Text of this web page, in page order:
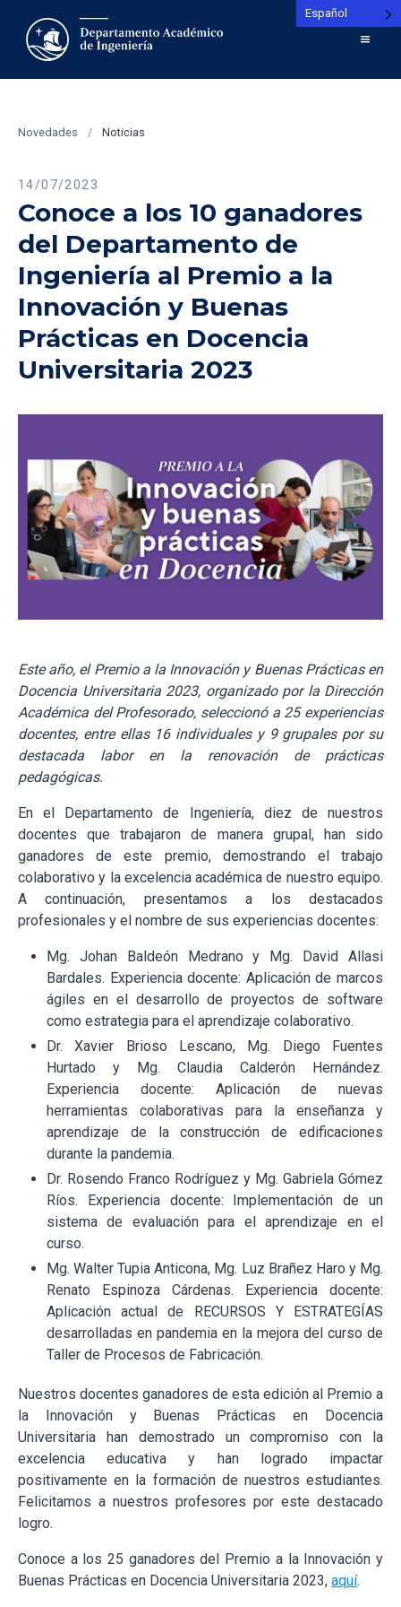
Novedades / Noticias
14/07/2023
Conoce a los 10 ganadores
del Departamento de
Ingeniería al Premio a la
Innovación y Buenas
Prácticas en Docencia
Universitaria 2023
Este año, el Premio a la Innovación y Buenas Prácticas en
Docencia Universitaria 2023, organizado por la Dirección
Académica del Profesorado, seleccionó a 25 experiencias
docentes, entre ellas 16 individuales y 9 grupales por su
destacada labor en la renovación de prácticas
pedagógicas.
En el Departamento de Ingeniería, diez de nuestros
docentes que trabajaron de manera grupal, han sido
ganadores de este premio, demostrando el trabajo
colaborativo y la excelencia académica de nuestro equipo.
A continuación, presentamos a los destacados
profesionales y el nombre de sus experiencias docentes:
Mg. Johan Baldeón Medrano y Mg. David Allasi
Bardales. Experiencia docente: Aplicación de marcos
ágiles en el desarrollo de proyectos de software
como estrategia para el aprendizaje colaborativo.
Dr. Xavier Brioso Lescano, Mg. Diego Fuentes
Hurtado y Mg. Claudia Calderón Hernández.
Experiencia docente: Aplicación de nuevas
herramientas colaborativas para la enseñanza y
aprendizaje de la construcción de edificaciones
durante la pandemia.
Dr. Rosendo Franco Rodríguez y Mg. Gabriela Gómez
Ríos. Experiencia docente: Implementación de un
sistema de evaluación para el aprendizaje en el
curso.
Mg. Walter Tupia Anticona, Mg. Luz Brañez Haro y Mg.
Renato Espinoza Cárdenas. Experiencia docente:
Aplicación actual de RECURSOS Y ESTRATEGÍAS
desarrolladas en pandemia en la mejora del curso de
Taller de Procesos de Fabricación.
Nuestros docentes ganadores de esta edición al Premio a
la Innovación y Buenas Prácticas en Docencia
Universitaria han demostrado un compromiso con la
excelencia educativa y han logrado impactar
positivamente en la formación de nuestros estudiantes.
Felicitamos a nuestros profesores por este destacado
logro.
Conoce a los 25 ganadores del Premio a la Innovación y
Buenas Prácticas en Docencia Universitaria 2023, aquí.
Español